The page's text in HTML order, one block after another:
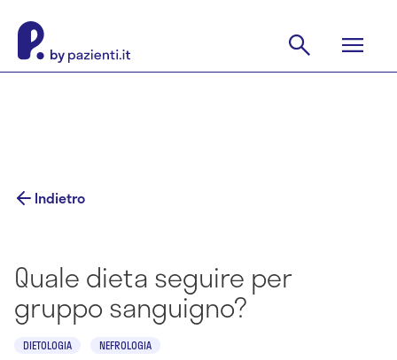
Indietro
Quale dieta seguire per
gruppo sanguigno?
DIETOLOGIA NEFROLOGIA